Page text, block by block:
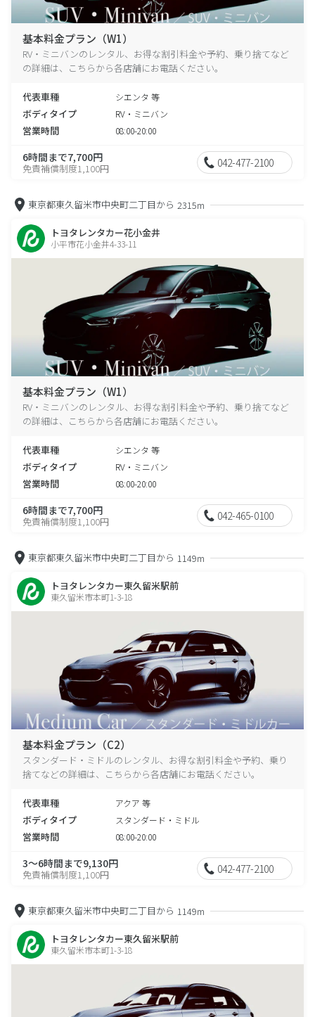
基本料金プラン（W1）
RV・ミニバンのレンタル、お得な割引料金や予約、乗り捨てなど
の詳細は、こちらから各店舗にお電話ください。
代表車種 シエンタ 等
ボディタイプ RV・ミニバン
営業時間 08:00-20:00
6時間まで7,700円
免責補償制度1,100円 042-477-2100
東京都東久留米市中央町二丁目から 2315m
トヨタレンタカー花小金井
小平市花小金井4-33-11
基本料金プラン（W1）
RV・ミニバンのレンタル、お得な割引料金や予約、乗り捨てなど
の詳細は、こちらから各店舗にお電話ください。
代表車種 シエンタ 等
ボディタイプ RV・ミニバン
営業時間 08:00-20:00
6時間まで7,700円
免責補償制度1,100円 042-465-0100
東京都東久留米市中央町二丁目から 1149m
トヨタレンタカー東久留米駅前
東久留米市本町1-3-18
基本料金プラン（C2）
スタンダード・ミドルのレンタル、お得な割引料金や予約、乗り
捨てなどの詳細は、こちらから各店舗にお電話ください。
代表車種 アクア 等
ボディタイプ スタンダード・ミドル
営業時間 08:00-20:00
3～6時間まで9,130円
免責補償制度1,100円 042-477-2100
東京都東久留米市中央町二丁目から 1149m
トヨタレンタカー東久留米駅前
東久留米市本町1-3-18